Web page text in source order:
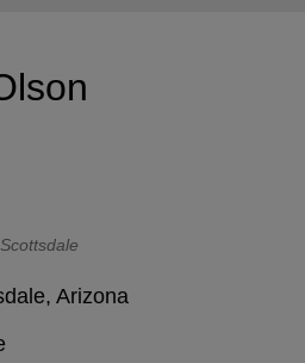
Arizona